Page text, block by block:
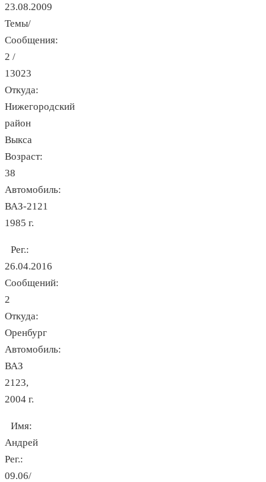
23.08.2009
Темы/
Сообщения:
2 /
13023
Откуда:
Нижегородский
район
Выкса
Возраст:
38
Автомобиль:
ВАЗ-2121
1985 г.
Рег.:
26.04.2016
Сообщений:
2
Откуда:
Оренбург
Автомобиль:
ВАЗ
2123,
2004 г.
Имя:
Андрей
Рег.:
09.06/